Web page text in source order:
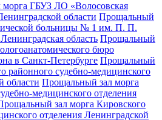
ГБУЗ ЛО «Волосовская
области Прощальный
больницы № 1 им. П. П.
область Прощальный
бюро
в Санкт-Петербурге Прощальный
районного судебно-медицинского
области Прощальный зал морга
медицинского отделения
зал морга Кировского
отделения Ленинградской